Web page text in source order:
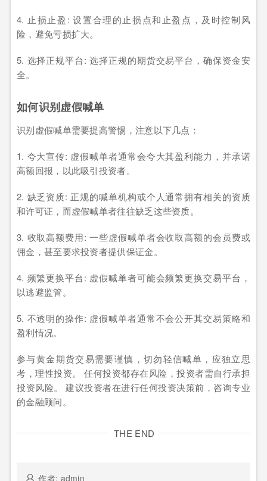
4. 止损止盈: 设置合理的止损点和止盈点，及时控制风
险，避免亏损扩大。
5. 选择正规平台: 选择正规的期货交易平台，确保资金安
全。
如何识别虚假喊单
识别虚假喊单需要提高警惕，注意以下几点：
1. 夸大宣传: 虚假喊单者通常会夸大其盈利能力，并承诺
高额回报，以此吸引投资者。
2. 缺乏资质: 正规的喊单机构或个人通常拥有相关的资质
和许可证，而虚假喊单者往往缺乏这些资质。
3. 收取高额费用: 一些虚假喊单者会收取高额的会员费或
佣金，甚至要求投资者提供保证金。
4. 频繁更换平台: 虚假喊单者可能会频繁更换交易平台，
以逃避监管。
5. 不透明的操作: 虚假喊单者通常不会公开其交易策略和
盈利情况。
参与黄金期货交易需要谨慎，切勿轻信喊单，应独立思
考，理性投资。 任何投资都存在风险，投资者需自行承担
投资风险。 建议投资者在进行任何投资决策前，咨询专业
的金融顾问。
THE END
作者: admin